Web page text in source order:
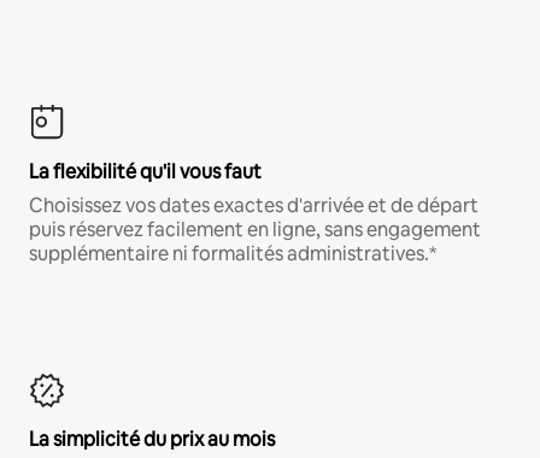
La flexibilité qu'il vous faut
Choisissez vos dates exactes d'arrivée et de départ
puis réservez facilement en ligne, sans engagement
supplémentaire ni formalités administratives.*
La simplicité du prix au mois